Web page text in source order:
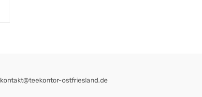
kontakt@teekontor-ostfriesland.de